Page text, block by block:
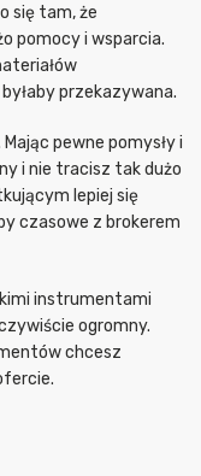
się tam, że
pomocy i wsparcia.
przekazywana.
pewne pomysły i
i nie tracisz tak dużo
lepiej się
czasowe z brokerem
instrumentami
ogromny.
chcesz